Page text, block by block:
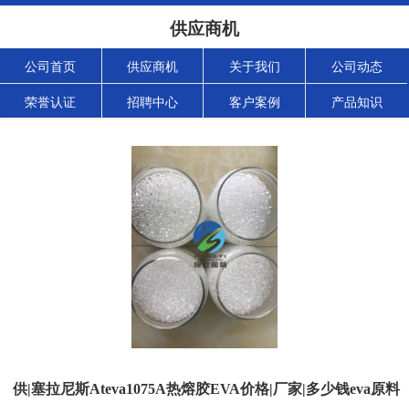
供应商机
公司首页 供应商机 关于我们 公司动态
荣誉认证 招聘中心 客户案例 产品知识
供|塞拉尼斯Ateva1075A热熔胶EVA价格|厂家|多少钱eva原料